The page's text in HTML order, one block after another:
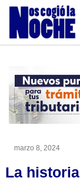
marzo 8, 2024
La